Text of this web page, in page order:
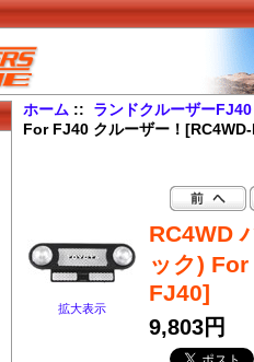
ホーム :: ランドクルーザーFJ40
For FJ40 クルーザー！
拡大表示
RC4WD
ック)
FJ40]
9,803円